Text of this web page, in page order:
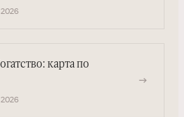
карта по
→